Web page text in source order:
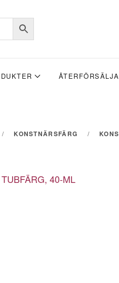
KONSTNÄRSFÄRG